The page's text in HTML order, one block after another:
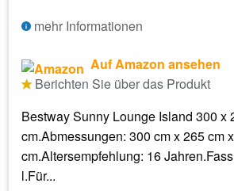
mehr Informationen
Auf Amazon ansehen
Berichten Sie über das Produkt
Bestway Sunny Lounge Island 300 x
cm.Abmessungen: 300 cm x 265 cm
cm.Altersempfehlung: 16
l.Für...